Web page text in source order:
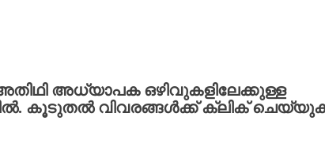
അധ്യാപക ഒഴിവുകളിലേക്കുള്ള
കൂടുതൽ വിവരങ്ങൾക്ക് ക്ലിക്‌